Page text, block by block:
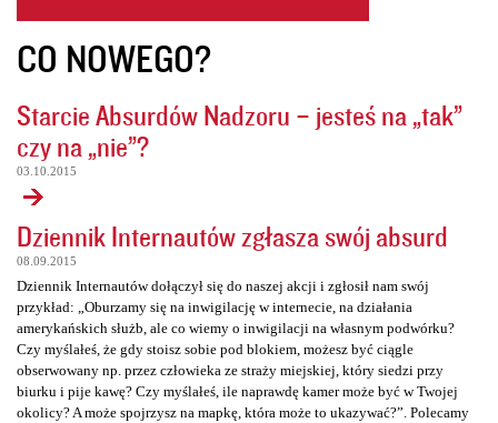
CO NOWEGO?
Starcie Absurdów Nadzoru – jesteś na „tak”
czy na „nie”?
03.10.2015
Dziennik Internautów zgłasza swój absurd
08.09.2015
Dziennik Internautów dołączył się do naszej akcji i zgłosił nam swój
przykład: „Oburzamy się na inwigilację w internecie, na działania
amerykańskich służb, ale co wiemy o inwigilacji na własnym podwórku?
Czy myślałeś, że gdy stoisz sobie pod blokiem, możesz być ciągle
obserwowany np. przez człowieka ze straży miejskiej, który siedzi przy
biurku i pije kawę? Czy myślałeś, ile naprawdę kamer może być w Twojej
okolicy? A może spojrzysz na mapkę, która może to ukazywać?”. Polecamy